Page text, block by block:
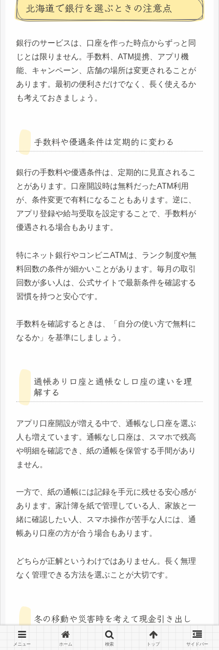
北海道で銀行を選ぶときの注意点
銀行のサービスは、口座を作った時点からずっと同
じとは限りません。手数料、ATM提携、アプリ機
能、キャンペーン、店舗の場所は変更されることが
あります。最初の便利さだけでなく、長く使えるか
も考えておきましょう。
手数料や優遇条件は定期的に変わる
銀行の手数料や優遇条件は、定期的に見直されるこ
とがあります。口座開設時は無料だったATM利用
が、条件変更で有料になることもあります。逆に、
アプリ登録や給与受取を設定することで、手数料が
優遇される場合もあります。
特にネット銀行やコンビニATMは、ランク制度や無
料回数の条件が細かいことがあります。毎月の取引
回数が多い人は、公式サイトで最新条件を確認する
習慣を持つと安心です。
手数料を確認するときは、「自分の使い方で無料に
なるか」を基準にしましょう。
通帳あり口座と通帳なし口座の違いを理
解する
アプリ口座開設が増える中で、通帳なし口座を選ぶ
人も増えています。通帳なし口座は、スマホで残高
や明細を確認でき、紙の通帳を保管する手間があり
ません。
一方で、紙の通帳には記録を手元に残せる安心感が
あります。家計簿を紙で管理している人、家族と一
緒に確認したい人、スマホ操作が苦手な人には、通
帳あり口座の方が合う場合もあります。
どちらが正解というわけではありません。長く無理
なく管理できる方法を選ぶことが大切です。
冬の移動や災害時を考えて現金引き出し
先を確保する
メニュー ホーム 検索 トップ サイドバー